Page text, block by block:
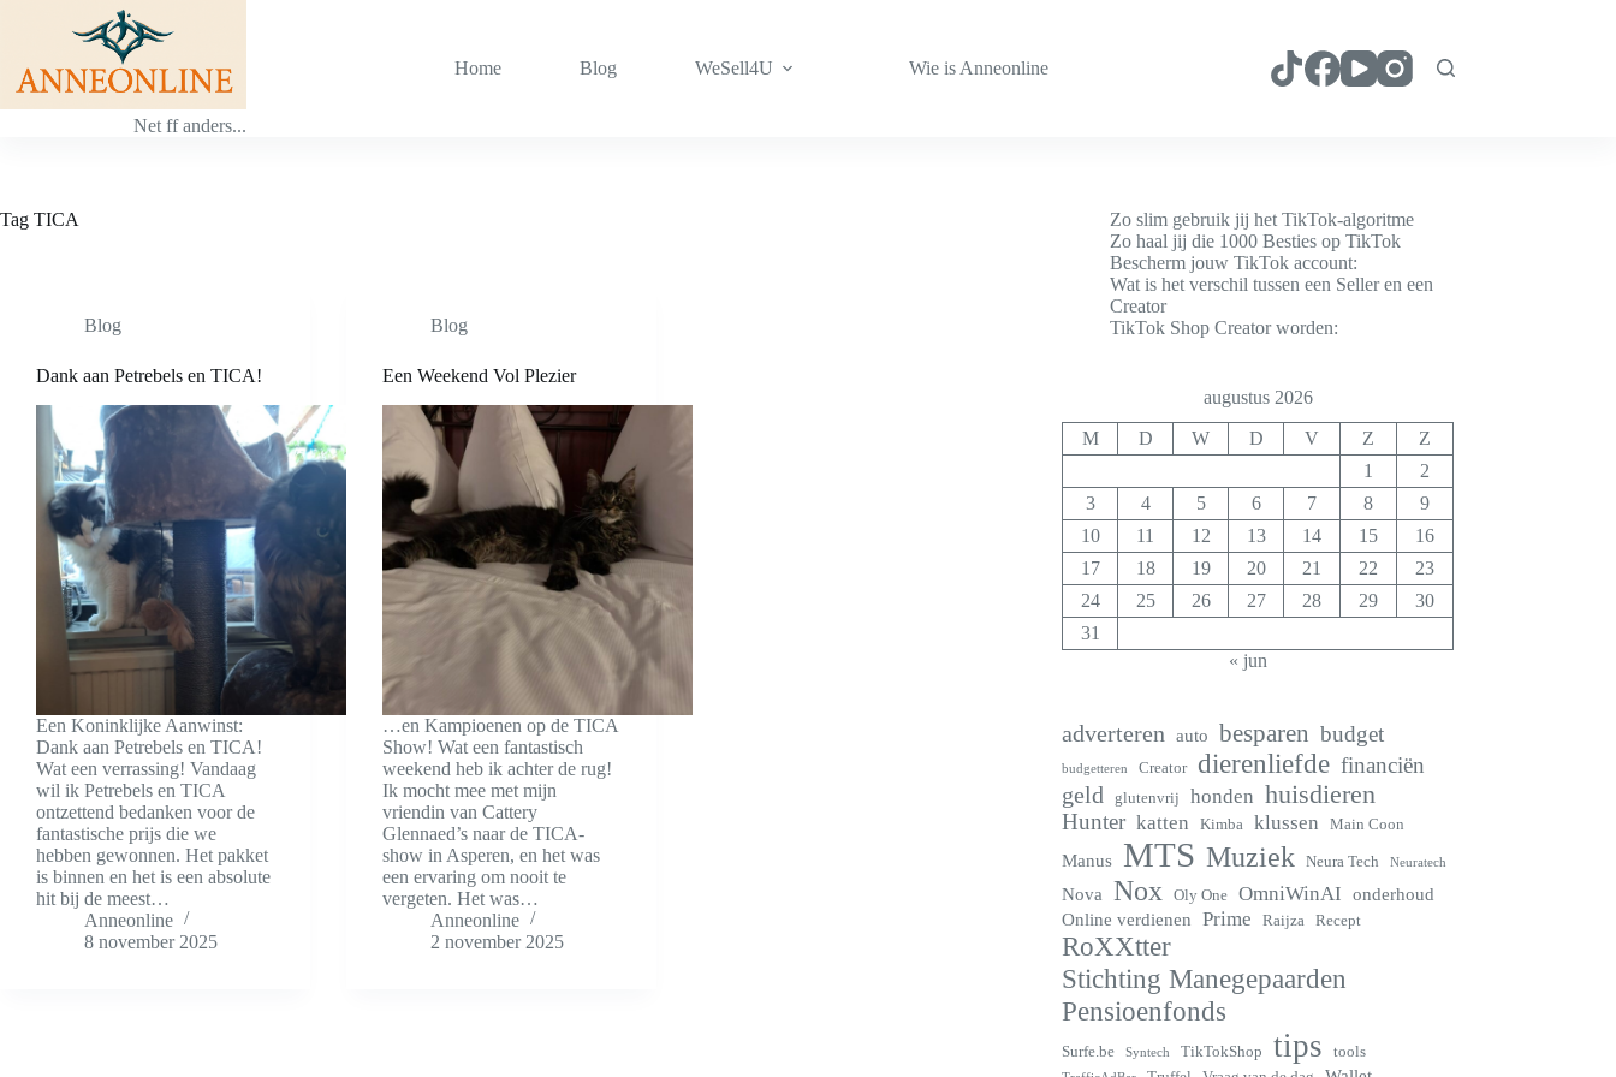
inhoud
Net ff anders...
Home Blog WeSell4U Wie is Anneonline
Tag TICA
Blog
Dank aan Petrebels en TICA!
Een Koninklijke Aanwinst:
Dank aan Petrebels en TICA!
Wat een verrassing! Vandaag
wil ik Petrebels en TICA
ontzettend bedanken voor de
fantastische prijs die we
hebben gewonnen. Het pakket
is binnen en het is een absolute
hit bij de meest…
Anneonline
8 november 2025
Blog
Een Weekend Vol Plezier
…en Kampioenen op de TICA
Show! Wat een fantastisch
weekend heb ik achter de rug!
Ik mocht mee met mijn
vriendin van Cattery
Glennaed’s naar de TICA-
show in Asperen, en het was
een ervaring om nooit te
vergeten. Het was…
Anneonline
2 november 2025
Zo slim gebruik jij het TikTok-algoritme
Zo haal jij die 1000 Besties op TikTok
Bescherm jouw TikTok account:
Wat is het verschil tussen een Seller en een
Creator
TikTok Shop Creator worden:
augustus 2026
M D W D V Z
Z
1
2
3
4 5 6 7 8
9
10
11 12 13 14 15
16
17
18 19 20 21 22
23
24
25 26 27 28 29
30
31
« jun
adverteren auto besparen budget
budgetteren Creator dierenliefde financiën
geld glutenvrij honden huisdieren
Hunter katten Kimba klussen Main Coon
Manus MTS Muziek Neura Tech Neuratech
Nova Nox Oly One OmniWinAI onderhoud
Online verdienen Prime Raijza Recept
RoXXtter
Stichting Manegepaarden
Pensioenfonds
Surfe.be Syntech TikTokShop tips tools